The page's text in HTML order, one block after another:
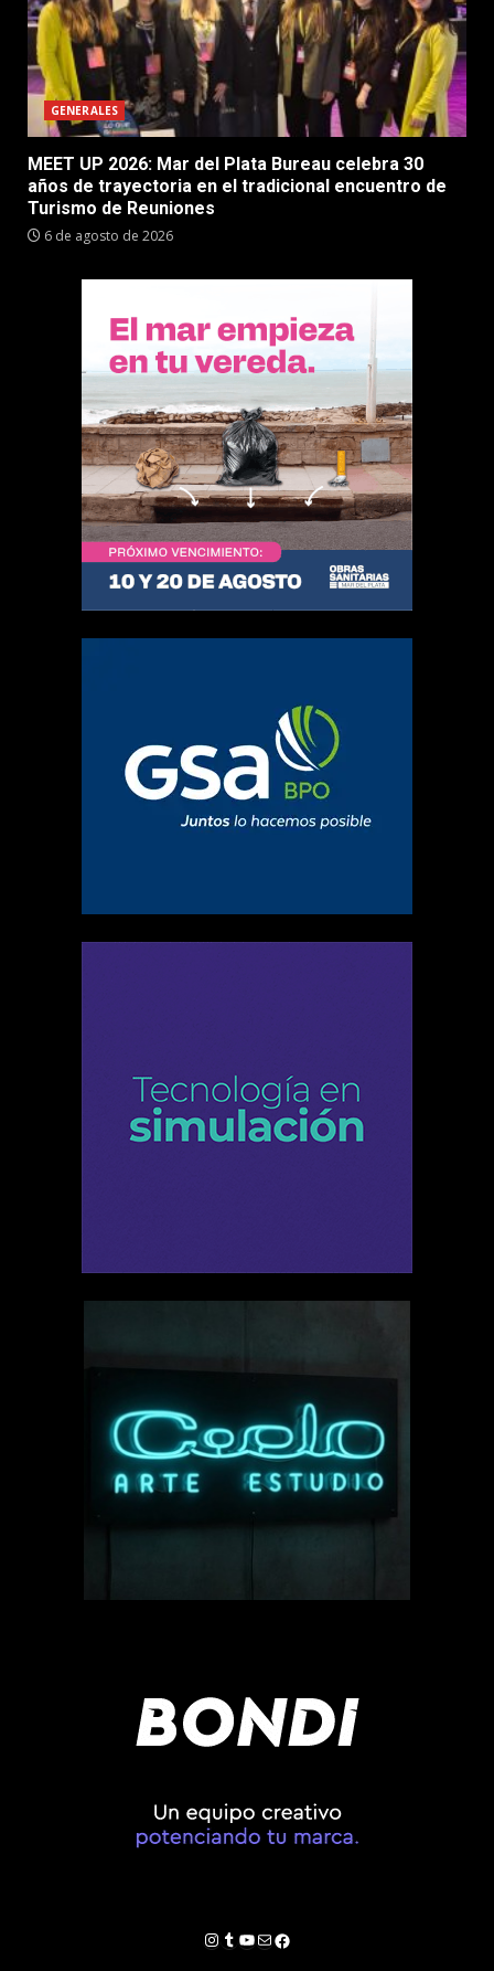
GENERALES
MEET UP 2026: Mar del Plata Bureau celebra 30
años de trayectoria en el tradicional encuentro de
Turismo de Reuniones
6 de agosto de 2026
Instagram
Tumblr
YouTube
Correo electrónico
Facebook